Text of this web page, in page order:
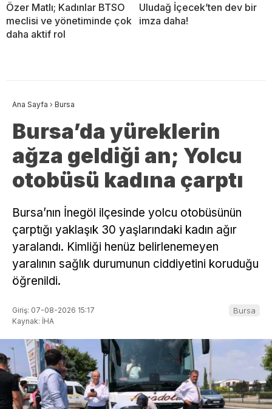
Özer Matlı; Kadınlar BTSO
meclisi ve yönetiminde çok
daha aktif rol
Uludağ İçecek’ten dev bir
imza daha!
Ana Sayfa › Bursa
Bursa’da yüreklerin
ağza geldiği an; Yolcu
otobüsü kadına çarptı
Bursa’nın İnegöl ilçesinde yolcu otobüsünün
çarptığı yaklaşık 30 yaşlarındaki kadın ağır
yaralandı. Kimliği henüz belirlenemeyen
yaralının sağlık durumunun ciddiyetini koruduğu
öğrenildi.
Giriş: 07-08-2026 15:17
Kaynak: İHA
Bursa